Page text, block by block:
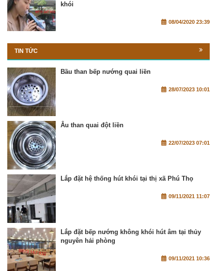
khói
08/04/2020 23:39
TIN TỨC
Bầu than bếp nướng quai liền
28/07/2023 10:01
Âu than quai đột liền
22/07/2023 07:01
Lắp đặt hệ thống hút khói tại thị xã Phú Thọ
09/11/2021 11:07
Lắp đặt bếp nướng không khói hút âm tại thủy
nguyên hải phòng
09/11/2021 10:36